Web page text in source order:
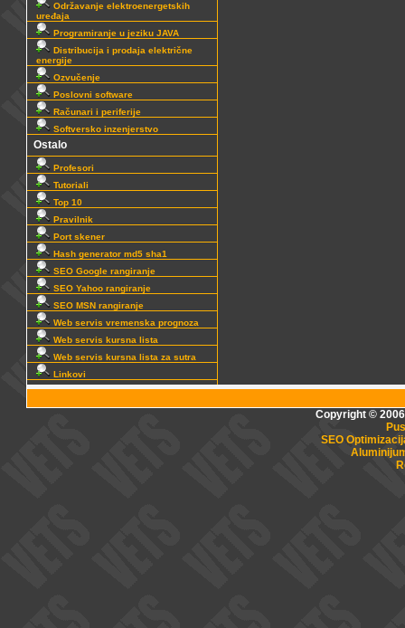
Održavanje elektroenergetskih
uređaja
Programiranje u jeziku JAVA
Distribucija i prodaja električne
energije
Ozvučenje
Poslovni software
Računari i periferije
Softversko inzenjerstvo
Ostalo
Profesori
Tutoriali
Top 10
Pravilnik
Port skener
Hash generator md5 sha1
SEO Google rangiranje
SEO Yahoo rangiranje
SEO MSN rangiranje
Web servis vremenska prognoza
Web servis kursna lista
Web servis kursna lista za sutra
Linkovi
Copyright ©
SEO